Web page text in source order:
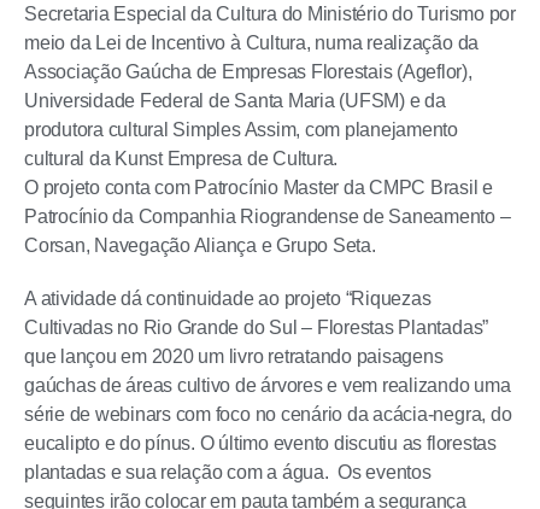
Secretaria Especial da Cultura do Ministério do Turismo por
meio da Lei de Incentivo à Cultura, numa realização da
Associação Gaúcha de Empresas Florestais (Ageflor),
Universidade Federal de Santa Maria (UFSM) e da
produtora cultural Simples Assim, com planejamento
cultural da Kunst Empresa de Cultura.
O projeto conta com Patrocínio Master da CMPC Brasil e
Patrocínio da Companhia Riograndense de Saneamento –
Corsan, Navegação Aliança e Grupo Seta.
A atividade dá continuidade ao projeto “Riquezas
Cultivadas no Rio Grande do Sul – Florestas Plantadas”
que lançou em 2020 um livro retratando paisagens
gaúchas de áreas cultivo de árvores e vem realizando uma
série de webinars com foco no cenário da acácia-negra, do
eucalipto e do pínus. O último evento discutiu as florestas
plantadas e sua relação com a água. Os eventos
seguintes irão colocar em pauta também a segurança